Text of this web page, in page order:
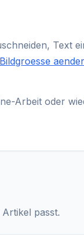
Text
Bildgroesse
Arbeit oder
passt.